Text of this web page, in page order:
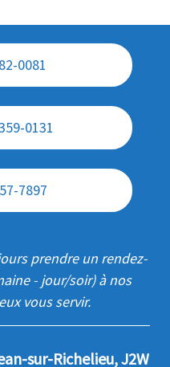
0081
0131
7897
prendre un rendez-
- jour/soir) à nos
vous servir.
sur-Richelieu, J2W